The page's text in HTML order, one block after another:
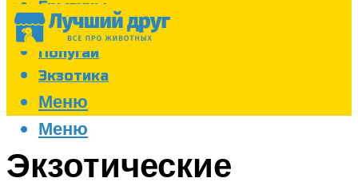
Грызуны
Аквариум
Попугаи
Экзотика
Меню
Меню
Экзотические